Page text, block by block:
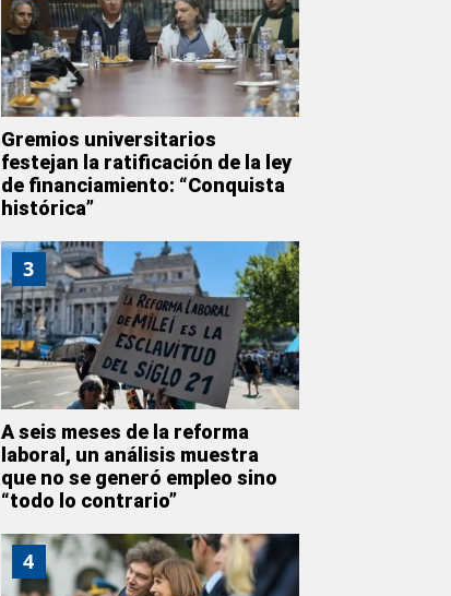
Gremios universitarios
festejan la ratificación de la ley
de financiamiento: “Conquista
histórica”
3
A seis meses de la reforma
laboral, un análisis muestra
que no se generó empleo sino
“todo lo contrario”
4